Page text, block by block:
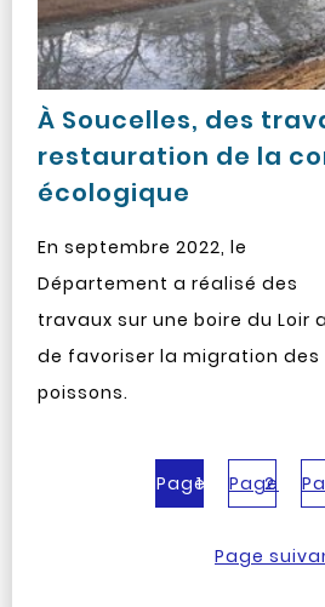
À Soucelles, des
restauration de la
écologique
En septembre 2022, le
Département a réalisé des
travaux sur une boire du Loir
de favoriser la migration des
poissons.
Page
1 Page
2
Page